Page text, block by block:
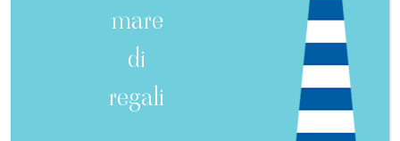
mare
di
regali